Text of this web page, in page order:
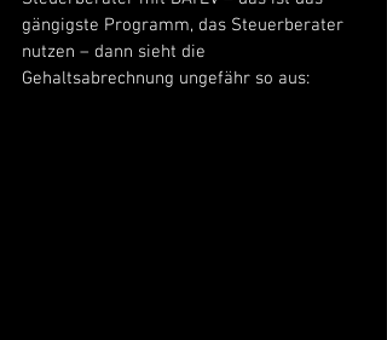
gängigste Programm, das Steuerberater
nutzen – dann sieht die
Gehaltsabrechnung ungefähr so aus: